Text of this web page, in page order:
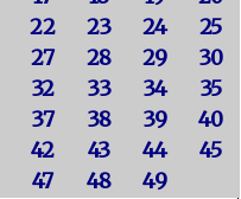
22 23 24
25
27 28 29
30
32 33 34
35
37 38 39
40
42 43 44
45
47 48 49